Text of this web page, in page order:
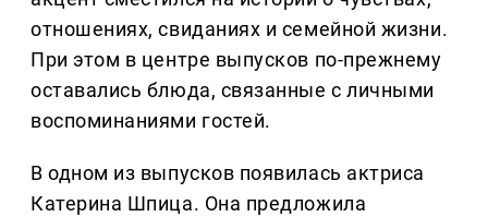
отношениях, свиданиях и семейной жизни.
При этом в центре выпусков по-прежнему
оставались блюда, связанные с личными
воспоминаниями гостей.
В одном из выпусков появилась актриса
Катерина Шпица. Она предложила